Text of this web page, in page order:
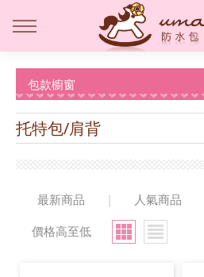
包款櫥窗
托特包/肩背
最新商品 | 人氣商品
價格高至低